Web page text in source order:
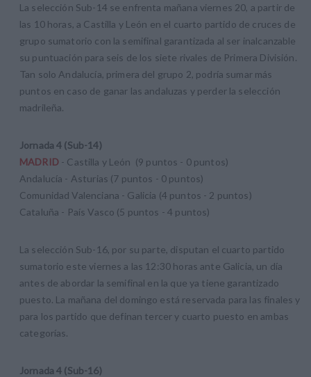
La selección Sub-14 se enfrenta mañana viernes 20, a partir de
las 10 horas, a Castilla y León en el cuarto partido de cruces de
grupo sumatorio con la semifinal garantizada al ser inalcanzable
su puntuación para seis de los siete rivales de Primera División.
Tan solo Andalucía, primera del grupo 2, podría sumar más
puntos en caso de ganar las andaluzas y perder la selección
madrileña.
Jornada 4 (Sub-14)
MADRID - Castilla y León (9 puntos - 0 puntos)
Andalucía - Asturias (7 puntos - 0 puntos)
Comunidad Valenciana - Galicia (4 puntos - 2 puntos)
Cataluña - País Vasco (5 puntos - 4 puntos)
La selección Sub-16, por su parte, disputan el cuarto partido
sumatorio este viernes a las 12:30 horas ante Galicia, un día
antes de abordar la semifinal en la que ya tiene garantizado
puesto. La mañana del domingo está reservada para las finales y
para los partido que definan tercer y cuarto puesto en ambas
categorías.
Jornada 4 (Sub-16)